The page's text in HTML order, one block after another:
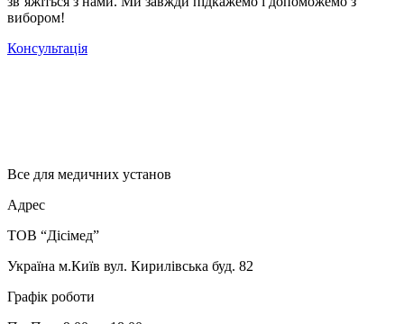
вибором!
Консультація
Все для медичних установ
Адрес
ТОВ “Дісімед”
Україна м.Київ вул. Кирилівська буд. 82
Графік роботи